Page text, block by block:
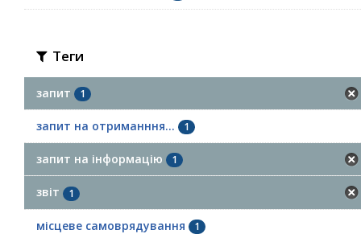
Теги
запит 1
запит на отриманння... 1
запит на інформацію 1
звіт 1
місцеве самоврядування 1